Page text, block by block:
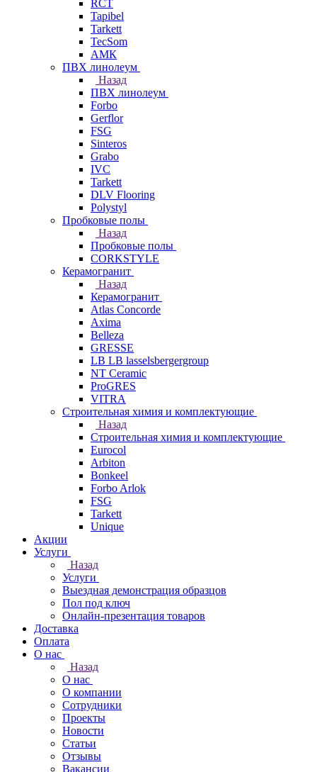
RCT
Tapibel
Tarkett
TecSom
АМК
ПВХ линолеум
Назад
ПВХ линолеум
Forbo
Gerflor
FSG
Sinteros
Grabo
IVC
Tarkett
DLV Flooring
Polystyl
Пробковые полы
Назад
Пробковые полы
CORKSTYLE
Керамогранит
Назад
Керамогранит
Atlas Concorde
Axima
Belleza
GRESSE
LB LB lasselsbergergroup
NT Ceramic
ProGRES
VITRA
Строительная химия и комплектующие
Назад
Строительная химия и комплектующие
Eurocol
Arbiton
Bonkeel
Forbo Arlok
FSG
Tarkett
Unique
Акции
Услуги
Назад
Услуги
Выездная демонстрация образцов
Пол под ключ
Онлайн-презентация товаров
Доставка
Оплата
О нас
Назад
О нас
О компании
Сотрудники
Проекты
Новости
Статьи
Отзывы
Вакансии